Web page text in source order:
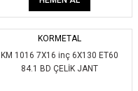
KORMETAL
KM 1016 7X16 inç 6X130 ET60
84.1 BD ÇELİK JANT